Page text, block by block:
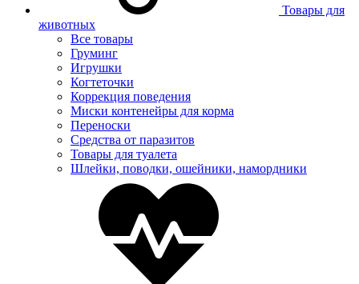
Товары для
животных
Все товары
Груминг
Игрушки
Когтеточки
Коррекция поведения
Миски контенейры для корма
Переноски
Средства от паразитов
Товары для туалета
Шлейки, поводки, ошейники, намордники